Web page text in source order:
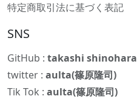
特定商取引法に基づく表記
SNS
GitHub : takashi shinohara
twitter : aulta(篠原隆司)
Tik Tok : aulta(篠原隆司)